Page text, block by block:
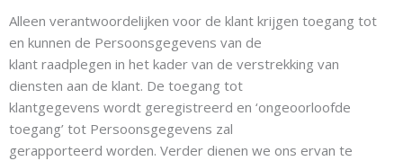
Alleen verantwoordelijken voor de klant krijgen toegang tot
en kunnen de Persoonsgegevens van de
klant raadplegen in het kader van de verstrekking van
diensten aan de klant. De toegang tot
klantgegevens wordt geregistreerd en ‘ongeoorloofde
toegang’ tot Persoonsgegevens zal
gerapporteerd worden. Verder dienen we ons ervan te